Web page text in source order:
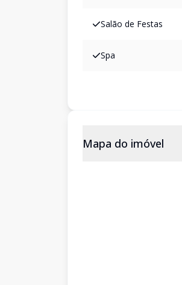
Salão de Festas
Spa
Mapa do imóvel